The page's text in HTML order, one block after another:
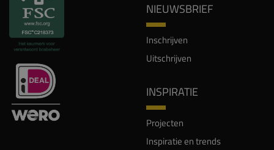
NIEUWSBRIEF
Inschrijven
Uitschrijven
INSPIRATIE
Projecten
Inspiratie en trends